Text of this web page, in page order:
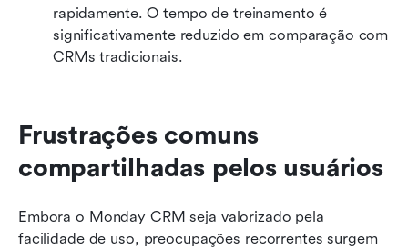
rapidamente. O tempo de treinamento é
significativamente reduzido em comparação com
CRMs tradicionais.
Frustrações comuns
compartilhadas pelos usuários
Embora o Monday CRM seja valorizado pela
facilidade de uso, preocupações recorrentes surgem